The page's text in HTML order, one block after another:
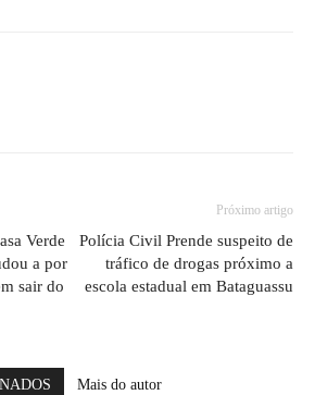
Verde
a por
sair do
Próximo artigo
Polícia Civil Prende suspeito de
tráfico de drogas próximo a
escola estadual em Bataguassu
Mais do autor